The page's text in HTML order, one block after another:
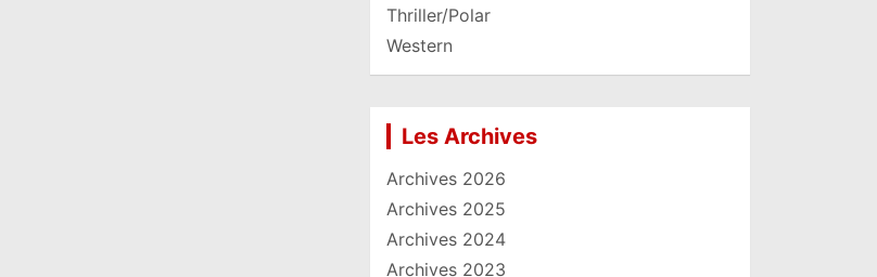
Thriller/Polar
Western
Les Archives
Archives 2026
Archives 2025
Archives 2024
Archives 2023